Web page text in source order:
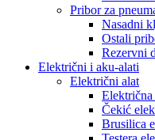
Pribor za
Nasadni
Ostali
Rezervni
Električni i aku-alati
Električni alat
Čekić
Brusilica